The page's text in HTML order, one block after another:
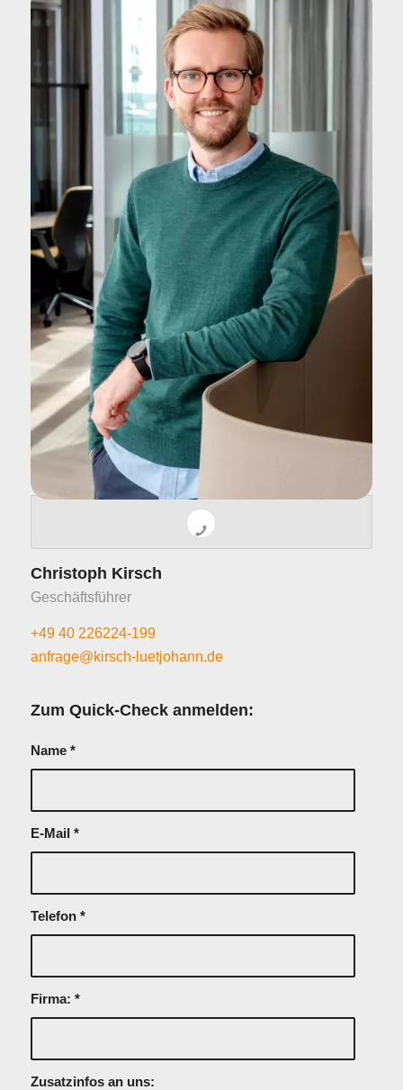
Zum Quick-Check anmelden:
Name *
E-Mail *
Telefon *
Firma: *
Zusatzinfos an uns:
Christoph Kirsch
Geschäftsführer
+49 40 226224-199
anfrage@kirsch-luetjohann.de